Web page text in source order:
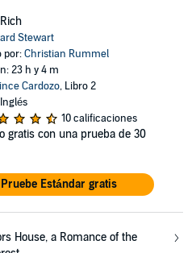
Stewart
por:Christian Rummel
23 h y 4 m
Cardozo, Libro 2
10 calificaciones
o gratis con una prueba de 30
Pruebe Estándar gratis
House, a Romance of the